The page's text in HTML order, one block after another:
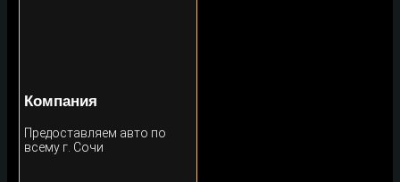
Компания
Предоставляем авто по
всему г. Сочи